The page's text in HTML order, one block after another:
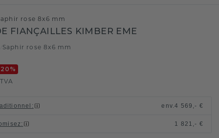
rose 8x6 mm
FIANÇAILLES KIMBER EME
Saphir rose 8x6 mm
%
: env.4 569,- €
: 1 821,- €